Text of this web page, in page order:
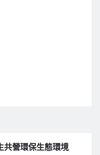
共營環保生態環境